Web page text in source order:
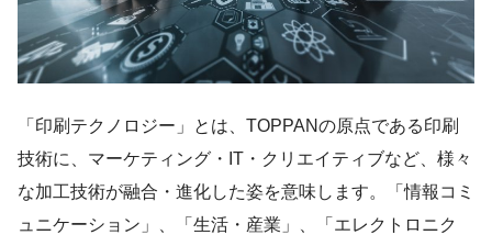
「印刷テクノロジー」とは、TOPPANの原点である印刷
技術に、マーケティング・IT・クリエイティブなど、様々
な加工技術が融合・進化した姿を意味します。「情報コミ
ュニケーション」、「生活・産業」、「エレクトロニク